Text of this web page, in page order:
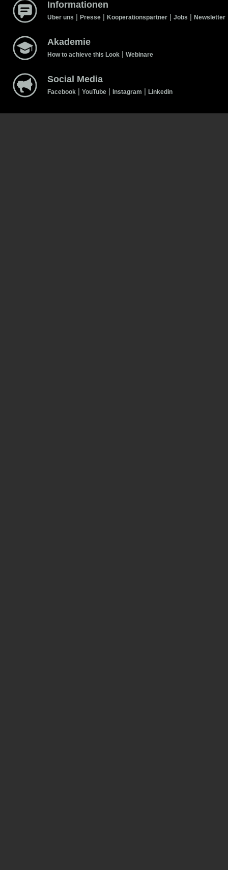
Informationen
Über uns | Presse | Kooperationspartner | Jobs | Newsletter
Akademie
How to achieve this Look | Webinare
Social Media
Facebook | YouTube | Instagram | Linkedin